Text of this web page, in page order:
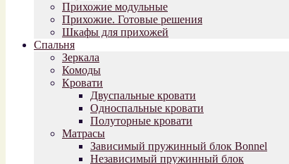
Прихожие модульные
Прихожие. Готовые решения
Шкафы для прихожей
Спальня
Зеркала
Комоды
Кровати
Двуспальные кровати
Односпальные кровати
Полуторные кровати
Матрасы
Зависимый пружинный блок Bonnel
Независимый пружинный блок